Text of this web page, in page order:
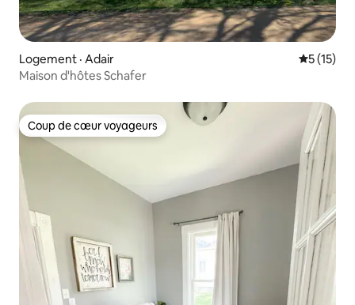
Logement · Adair Note
5 (15)
Maison d'hôtes Schafer
Coup de cœur voyageurs
Coup de cœur voyageurs